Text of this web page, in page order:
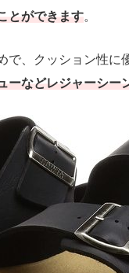
とができます。
、クッション性に
ーなどレジャーシー